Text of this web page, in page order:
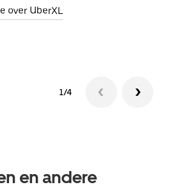
over UberXL
1/4
en andere